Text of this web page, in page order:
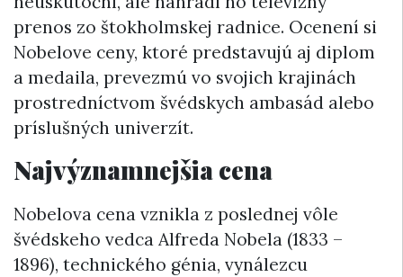
prenos zo štokholmskej radnice. Ocenení si
Nobelove ceny, ktoré predstavujú aj diplom
a medaila, prevezmú vo svojich krajinách
prostredníctvom švédskych ambasád alebo
príslušných univerzít.
Najvýznamnejšia cena
Nobelova cena vznikla z poslednej vôle
švédskeho vedca Alfreda Nobela (1833 –
1896), technického génia, vynálezcu